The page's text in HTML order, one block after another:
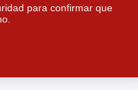
para confirmar que